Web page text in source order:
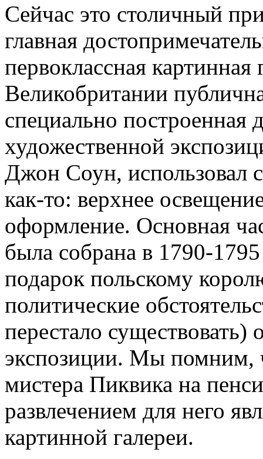
Сейчас это столичный
главная
первоклассная картинная
Великобритании
специально построенная
художественной
Джон Соун, использовал
как-то: верхнее
оформление. Основная
была собрана в 1790-
подарок польскому
политические
перестало
экспозиции. Мы помним,
мистера Пиквика на
развлечением для него
картинной галереи.